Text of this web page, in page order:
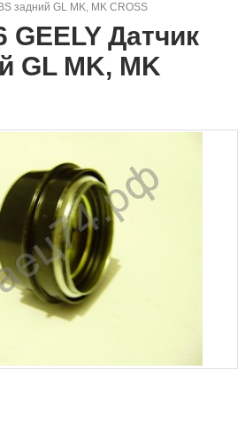
задний GL MK, MK CROSS
GEELY Датчик
GL MK, MK